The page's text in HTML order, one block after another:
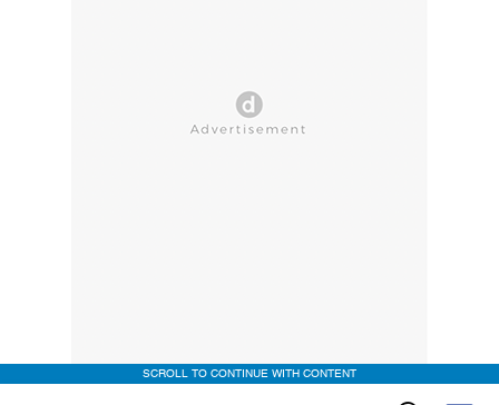
SCROLL TO CONTINUE WITH CONTENT